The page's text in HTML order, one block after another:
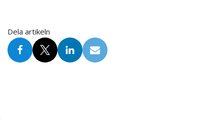
Dela artikeln